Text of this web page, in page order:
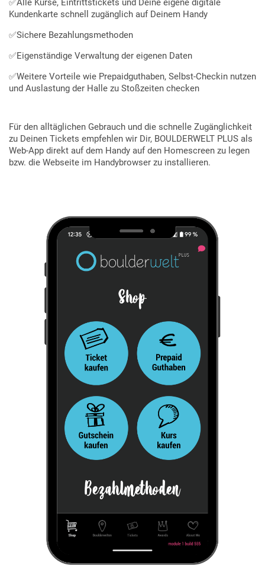
✅Alle Kurse, Eintrittstickets und Deine eigene digitale
Kundenkarte schnell zugänglich auf Deinem Handy
✅Sichere Bezahlungsmethoden
✅Eigenständige Verwaltung der eigenen Daten
✅Weitere Vorteile wie Prepaidguthaben, Selbst-Checkin nutzen
und Auslastung der Halle zu Stoßzeiten checken
Für den alltäglichen Gebrauch und die schnelle Zugänglichkeit
zu Deinen Tickets empfehlen wir Dir, BOULDERWELT PLUS als
Web-App direkt auf dem Handy auf den Homescreen zu legen
bzw. die Webseite im Handybrowser zu installieren.